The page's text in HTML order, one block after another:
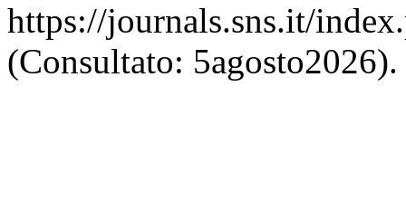
https://journals.sns.it/
(Consultato: 5agosto2026).